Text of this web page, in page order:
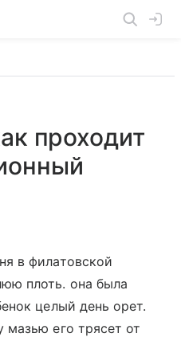
проходит
в филатовской
плоть. она была
целый день орет.
мазью его трясет от